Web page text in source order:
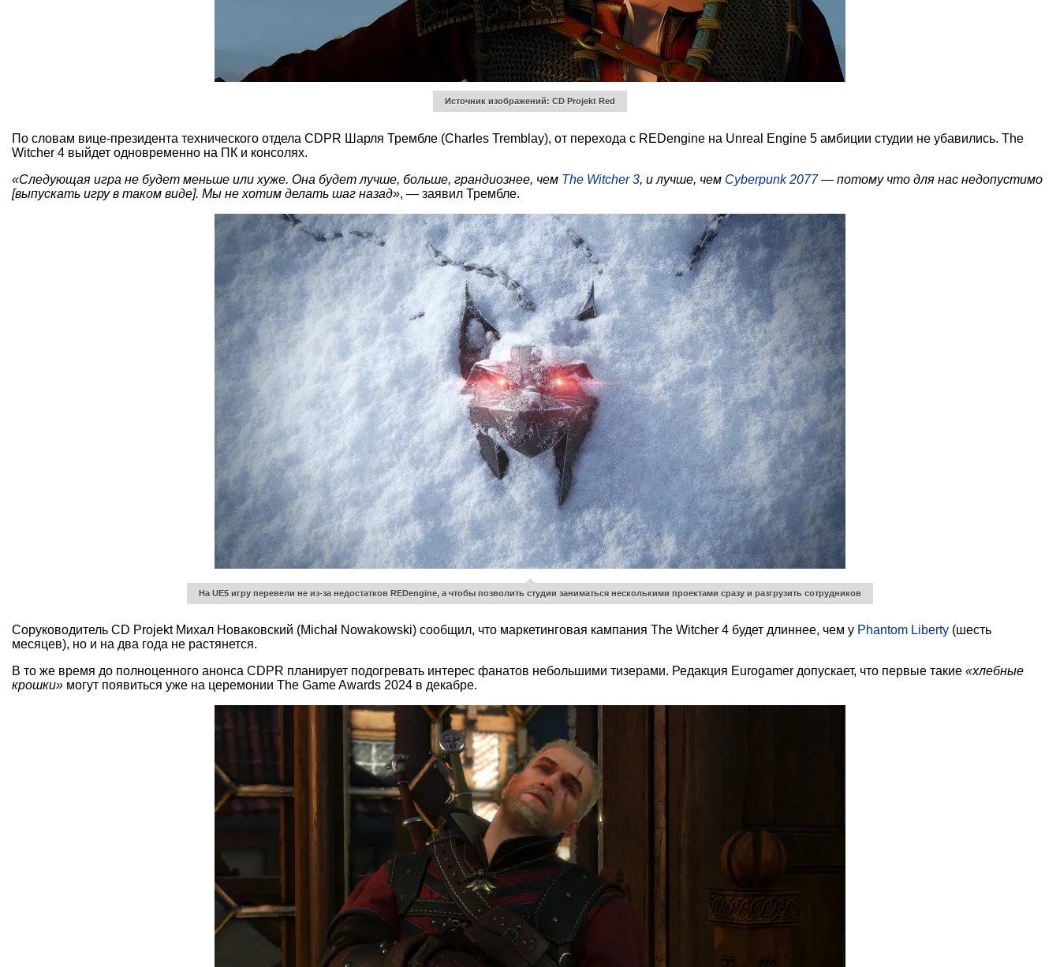
Источник изображений: CD Projekt Red
По словам вице-президента технического отдела CDPR Шарля Трембле (Charles Tremblay), от перехода с REDengine на Unreal Engine 5 амбиции студии не убавились. The
Witcher 4 выйдет одновременно на ПК и консолях.
«Следующая игра не будет меньше или хуже. Она будет лучше, больше, грандиознее, чем The Witcher 3, и лучше, чем Cyberpunk 2077— потому что для нас недопустимо
[выпускать игру в таком виде]. Мы не хотим делать шаг назад», — заявил Трембле.
На UE5 игру перевели не из-за недостатков REDengine, а чтобы позволить студии заниматься несколькими проектами сразу и разгрузить сотрудников
Соруководитель CD Projekt Михал Новаковский (Michał Nowakowski) сообщил, что маркетинговая кампания The Witcher 4 будет длиннее, чем у Phantom Liberty (шесть
месяцев), но и на два года не растянется.
В то же время до полноценного анонса CDPR планирует подогревать интерес фанатов небольшими тизерами. Редакция Eurogamer допускает, что первые такие «хлебные
крошки» могут появиться уже на церемонии The Game Awards 2024 в декабре.